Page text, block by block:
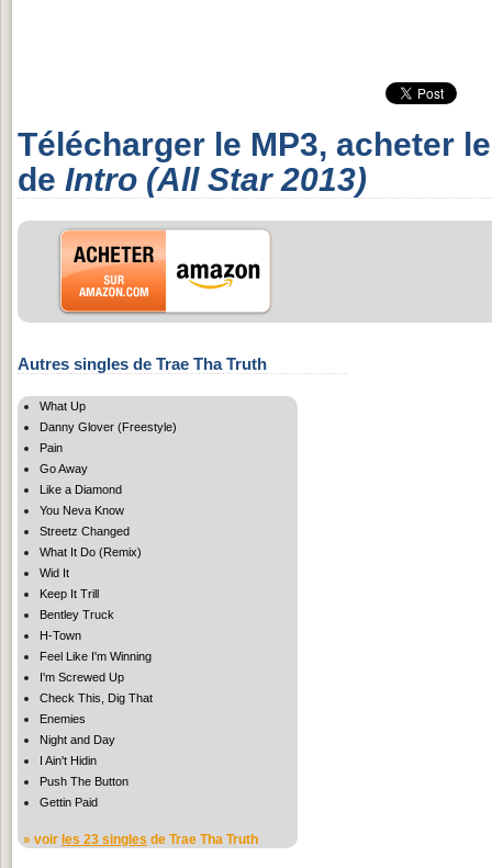
Télécharger le MP3, acheter
de Intro (All Star 2013)
Autres singles de Trae Tha Truth
What Up
Danny Glover (Freestyle)
Pain
Go Away
Like a Diamond
You Neva Know
Streetz Changed
What It Do (Remix)
Wid It
Keep It Trill
Bentley Truck
H-Town
Feel Like I'm Winning
I'm Screwed Up
Check This, Dig That
Enemies
Night and Day
I Ain't Hidin
Push The Button
Gettin Paid
» voir les 23 singles de Trae Tha Truth